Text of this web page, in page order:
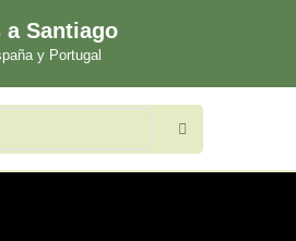
a Santiago
y Portugal